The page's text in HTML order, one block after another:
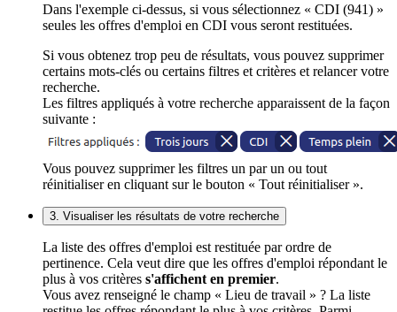
Dans l'exemple ci-dessus, si vous sélectionnez « CDI (941) »
seules les offres d'emploi en CDI vous seront restituées.
Si vous obtenez trop peu de résultats, vous pouvez supprimer
certains mots-clés ou certains filtres et critères et relancer votre
recherche.
Les filtres appliqués à votre recherche apparaissent de la façon
suivante :
Vous pouvez supprimer les filtres un par un ou tout
réinitialiser en cliquant sur le bouton « Tout réinitialiser ».
3. Visualiser les résultats de votre recherche
La liste des offres d'emploi est restituée par ordre de
pertinence. Cela veut dire que les offres d'emploi répondant le
plus à vos critères s'affichent en premier.
Vous avez renseigné le champ « Lieu de travail » ? La liste